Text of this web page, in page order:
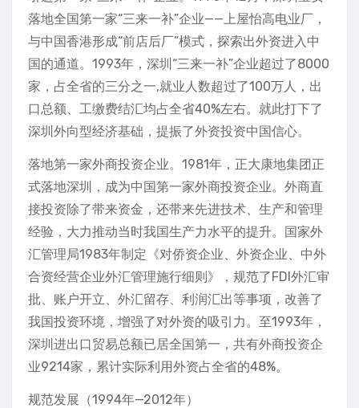
落地全国第一家“三来一补”企业——上屋怡高电业厂，
与中国香港形成“前店后厂”模式，探索出外资进入中
国的通道。1993年，深圳“三来一补”企业超过了8000
家，占全省的三分之一,就业人数超过了100万人，出
口总额、工缴费结汇均占全省40%左右。就此打下了
深圳外向型经济基础，提振了外资投资中国信心。
落地第一家外商投资企业。1981年，正大康地集团正
式落地深圳，成为中国第一家外商投资企业。外商直
接投资除了带来资金，还带来先进技术、生产和管理
经验，大力推动当时我国生产力水平的提升。国家外
汇管理局1983年制定《对侨资企业、外资企业、中外
合资经营企业外汇管理施行细则》，规范了FDI外汇审
批、账户开立、外汇留存、利润汇出等事项，改善了
我国投资环境，增强了对外资的吸引力。至1993年，
深圳进出口贸易总额已居全国第一，共有外商投资企
业9214家，累计实际利用外资占全省的48%。
规范发展（1994年—2012年）